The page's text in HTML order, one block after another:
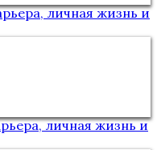
личная жизнь и
личная жизнь и